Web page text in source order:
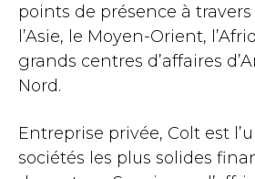
points de présence à travers
l’Asie, le Moyen-Orient,
grands centres d’affaires
Nord.
Entreprise privée, Colt est
sociétés les plus solides